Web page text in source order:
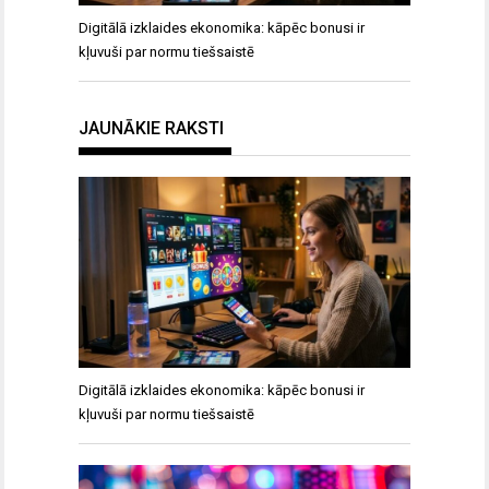
Digitālā izklaides ekonomika: kāpēc bonusi ir
kļuvuši par normu tiešsaistē
JAUNĀKIE RAKSTI
Digitālā izklaides ekonomika: kāpēc bonusi ir
kļuvuši par normu tiešsaistē